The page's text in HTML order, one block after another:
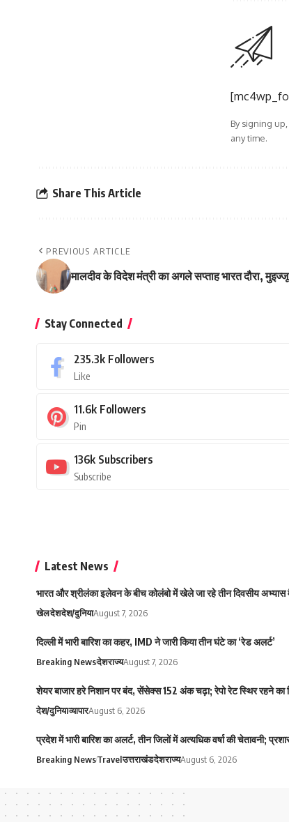
By signing
any time.
Share This Article
PREVIOUS ARTICLE
मालदीव के विदेश मंत्री का अगले सप्ताह भारत दौरा,
Stay Connected
235.3k Followers
Like
11.6k Followers
Pin
136k Subscribers
Subscribe
Latest News
भारत और श्रीलंका इलेवन के बीच कोलंबो में खेले जा रहे तीन दिवसीय अभ्यास
खेलदेशदेश/दुनियाAugust 7, 2026
दिल्ली में भारी बारिश का कहर, IMD ने जारी किया तीन घंटे का ‘रेड अलर्ट’
Breaking Newsदेशराज्यAugust 7, 2026
शेयर बाजार हरे निशान पर बंद, सेंसेक्स 152 अंक चढ़ा; रेपो रेट स्थिर रहने का
देश/दुनियाव्यापारAugust 6, 2026
प्रदेश में भारी बारिश का अलर्ट, तीन जिलों में अत्यधिक वर्षा की चेतावनी;
Breaking NewsTravelउत्तराखंडदेशराज्यAugust 6, 2026